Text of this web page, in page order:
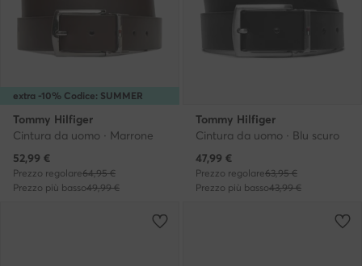
extra -10% Codice: SUMMER
Tommy Hilfiger
Cintura da uomo · Marrone
Prezzo attuale
52,99 €
Prezzo regolare64,95 €
Prezzo più basso49,99 €
Tommy Hilfiger
Cintura da uomo · Blu scuro
Prezzo attuale
47,99 €
Prezzo regolare63,95 €
Prezzo più basso43,99 €